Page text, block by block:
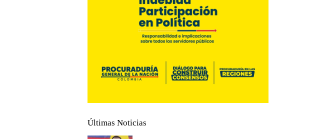
Últimas Noticias